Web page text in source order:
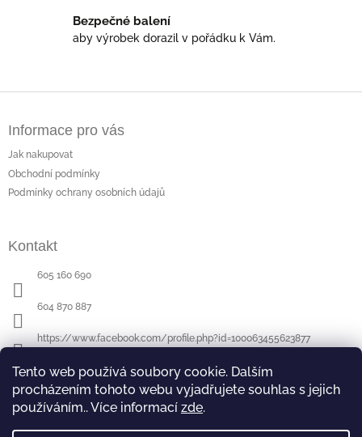
Tento web používá soubory cookie. Dalším
procházením tohoto webu vyjadřujete souhlas s jejich
používáním.. Více informací zde.
Bezpečné balení
aby výrobek dorazil v pořádku k Vám.
Informace pro vás
Jak nakupovat
Obchodní podmínky
Podmínky ochrany osobních údajů
Kontakt
605 160 690
604 870 887
https://www.facebook.com/profile.php?id=100063455623877
Poslední hodnocení produktů